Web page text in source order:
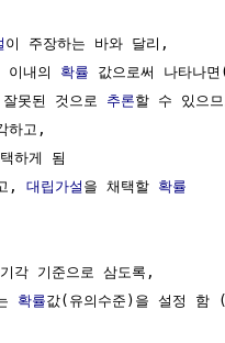
이 주장하는 바와 달리,
이내의
확률 값으로써 나타나
못된 것으로 추론할 수 있으
하고,
하게 됨
, 대립가설 을 채택할 확률
각 기준으로 삼도록,
확률값(유의수준)을 설정